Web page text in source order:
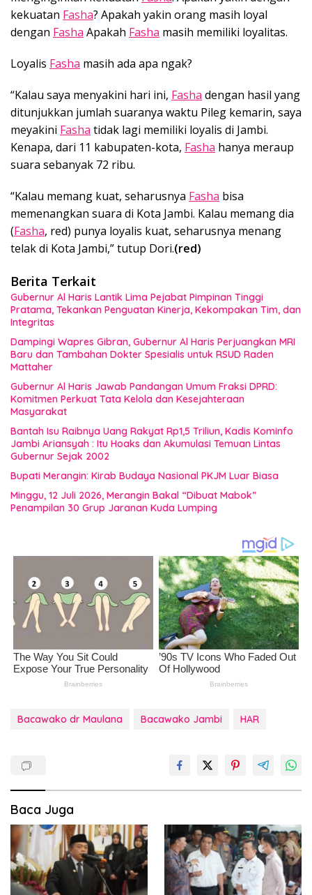
kekuatan Fasha? Apakah yakin orang masih loyal
dengan Fasha Apakah Fasha masih memiliki loyalitas.
Loyalis Fasha masih ada apa ngak?
“Kalau saya menyakini hari ini, Fasha dengan hasil yang
ditunjukkan jumlah suaranya waktu Pileg kemarin, saya
meyakini Fasha tidak lagi memiliki loyalis di Jambi.
Kenapa, dari 11 kabupaten-kota, Fasha hanya meraup
suara sebanyak 72 ribu.
“Kalau memang kuat, seharusnya Fasha bisa
memenangkan suara di Kota Jambi. Kalau memang dia
(Fasha, red) punya loyalis kuat, seharusnya menang
telak di Kota Jambi,” tutup Dori.(red)
Berita Terkait
Gubernur Al Haris Lantik Lima Pejabat Pimpinan Tinggi
Pratama, Tekankan Penguatan Kinerja, Kekompakan Tim, dan
Integritas
Dampingi Wapres Gibran, Gubernur Al Haris Perjuangkan MRI
Baru dan Tambahan Dokter Spesialis untuk RSUD Raden
Mattaher
Gubernur Al Haris Jawab Pandangan Umum Fraksi DPRD:
Komitmen Perkuat Tata Kelola dan Kesejahteraan
Masyarakat
Bantah Isu Raibnya Uang Rakyat Rp1,5 Triliun, Kadis Kominfo
Jambi Ariansyah : Itu Hoaks dan Akumulasi Temuan Lintas
Gubernur Sejak 2002
Bupati Merangin: Kirab Budaya Nasional PKJM Luar Biasa
Minggu, 12 Juli 2026, Merangin Bakal “Dibuat Mabok”
Penampilan 30 Grup Jaranan Kuda Lumping
Bacawako dr Maulana Bacawako Jambi HAR
Baca Juga